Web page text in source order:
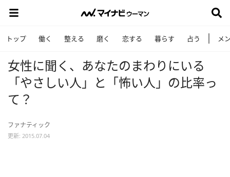
トップ 働く 整える 磨く 恋する 暮らす 占う メ
女性に聞く、あなたのまわりにいる
「やさしい人」と「怖い人」の比率っ
て？
ファナティック
更新: 2015.07.04